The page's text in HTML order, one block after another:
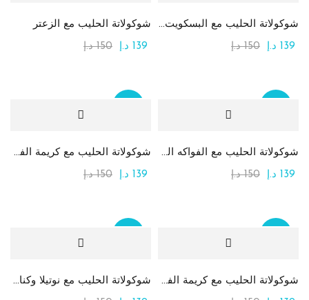
Product Size
1
صغير
1
كبير
شوكولاتة الحليب مع البسكويت وكريمة كيندر
150 د.إ 139 د.إ
شوكولاتة الحليب مع الزعتر
150 د.إ 139 د.إ
شوكولاتة الحليب مع الفواكه المجففة
150 د.إ 139 د.إ
شوكولاتة الحليب مع كريمة الفستق و الحبيبات
150 د.إ 139 د.إ
شوكولاتة الحليب مع كريمة الفستق والكنافة شوكولاتة الحليب مع نوتيلا وكنافة